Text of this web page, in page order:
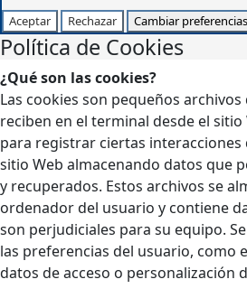
Aceptar Rechazar Cambiar preferencias
Política de Cookies
¿Qué son las cookies?
Las cookies son pequeños
reciben en el terminal desde el sitio
para registrar ciertas interacciones
sitio Web almacenando datos que
y recuperados. Estos archivos se
ordenador del usuario y contiene
son perjudiciales para su equipo.
las preferencias del usuario, como
datos de acceso o personalización